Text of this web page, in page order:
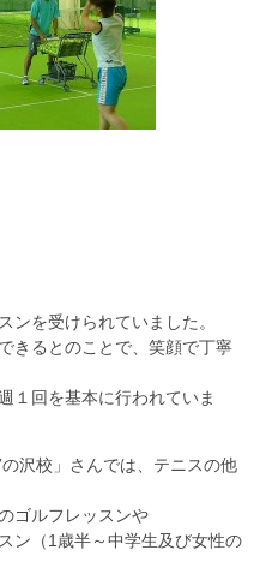
ンを受けられていました。
きるとのことで、笑顔で丁寧
１回を基本に行われていま
沢校」さんでは、テニスの他
ゴルフレッスンや
ン（1歳半～中学生及び女性の